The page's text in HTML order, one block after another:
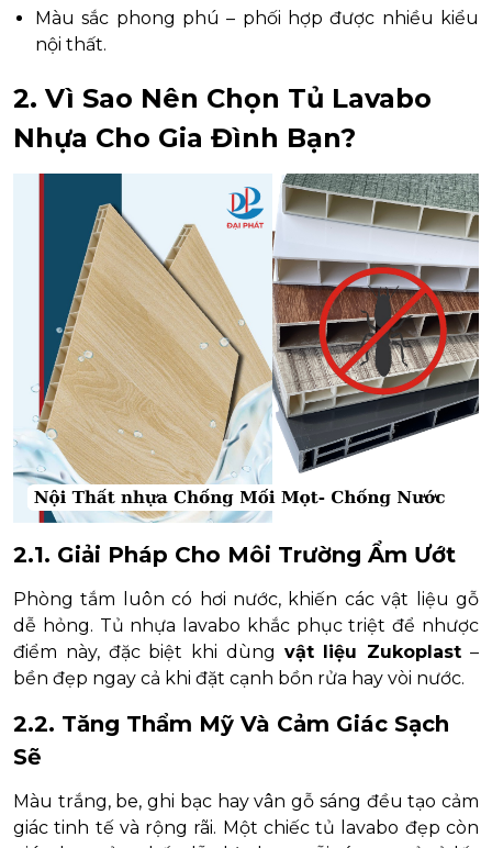
Màu sắc phong phú – phối hợp được nhiều kiểu
nội thất.
2. Vì Sao Nên Chọn Tủ Lavabo
Nhựa Cho Gia Đình Bạn?
2.1. Giải Pháp Cho Môi Trường Ẩm Ướt
Phòng tắm luôn có hơi nước, khiến các vật liệu gỗ
dễ hỏng. Tủ nhựa lavabo khắc phục triệt để nhược
điểm này, đặc biệt khi dùng vật liệu Zukoplast –
bền đẹp ngay cả khi đặt cạnh bồn rửa hay vòi nước.
2.2. Tăng Thẩm Mỹ Và Cảm Giác Sạch
Sẽ
Màu trắng, be, ghi bạc hay vân gỗ sáng đều tạo cảm
giác tinh tế và rộng rãi. Một chiếc tủ lavabo đẹp còn